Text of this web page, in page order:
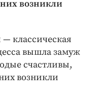
возникли
классическая
вышла замуж
счастливы,
возникли